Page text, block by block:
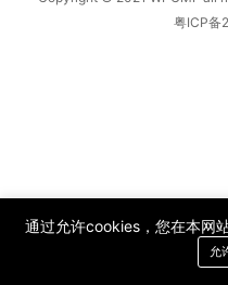
粤ICP备
通过允许cookies，您在本网
允